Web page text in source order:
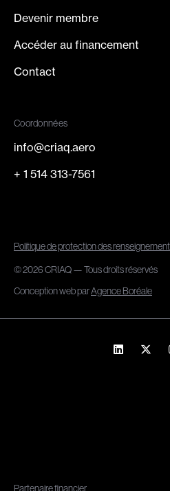
Devenir membre
Accéder au financement
Contact
Coordonnées
info@criaq.aero
+ 1 514 313-7561
Politique de protection des
© 2026 CRIAQ — Tous droits réservés
Conception web parAgence Boréale
Partenaire financier